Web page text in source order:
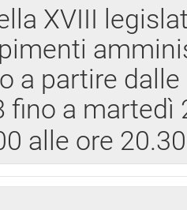
XVIII
a partire
fino a
alle ore